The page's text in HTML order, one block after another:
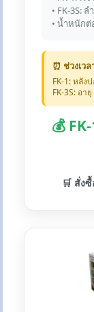
• FK-3S:
• น้ำหนัก
⏰ ช่วงเว
FK-1: หลัง
FK-3S: อา
💰
🛒 สั่งซื้